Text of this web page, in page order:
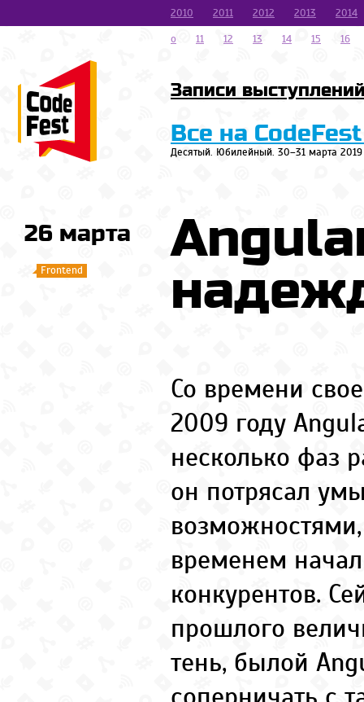
2010 2011 2012 2013
2014
o
11 12 13 14 15 16
Записи
Все на
Десятый. Юбилейный. 30–31 марта 2019
26 марта
Frontend
Со времени
2009 году
несколько фаз
он потрясал
временем начал
конкурентов.
прошлого
тень, былой